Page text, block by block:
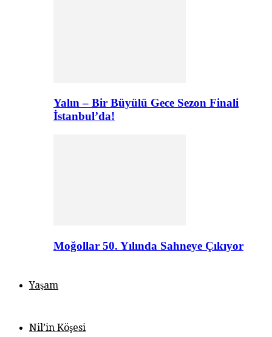
Yalın – Bir Büyülü Gece Sezon Finali
İstanbul’da!
Moğollar 50. Yılında Sahneye Çıkıyor
Yaşam
Nil’in Köşesi